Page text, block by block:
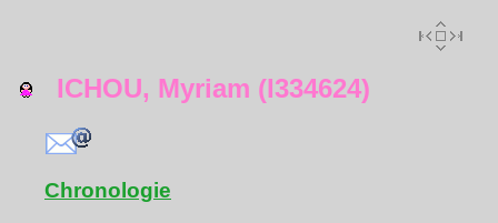
ICHOU, Myriam (I334624)
Chronologie